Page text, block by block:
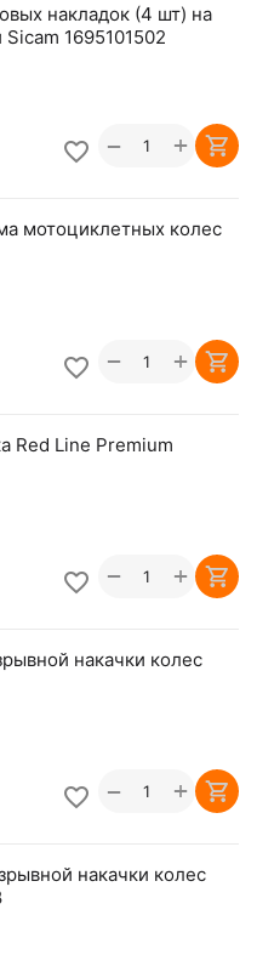
накладок (4 шт) на
1695101502
+
−
мотоциклетных колес
+
−
Red Line Premium
+
−
накачки колес
+
−
накачки колес